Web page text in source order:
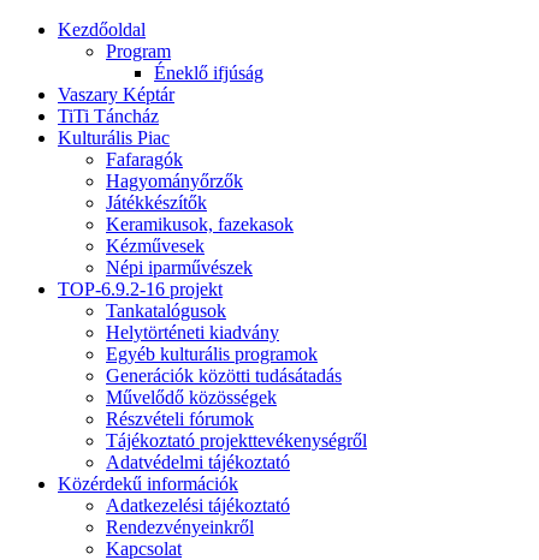
Kezdőoldal
Program
Éneklő ifjúság
Vaszary Képtár
TiTi Táncház
Kulturális Piac
Fafaragók
Hagyományőrzők
Játékkészítők
Keramikusok, fazekasok
Kézművesek
Népi iparművészek
TOP-6.9.2-16 projekt
Tankatalógusok
Helytörténeti kiadvány
Egyéb kulturális programok
Generációk közötti tudásátadás
Művelődő közösségek
Részvételi fórumok
Tájékoztató projekttevékenységről
Adatvédelmi tájékoztató
Közérdekű információk
Adatkezelési tájékoztató
Rendezvényeinkről
Kapcsolat